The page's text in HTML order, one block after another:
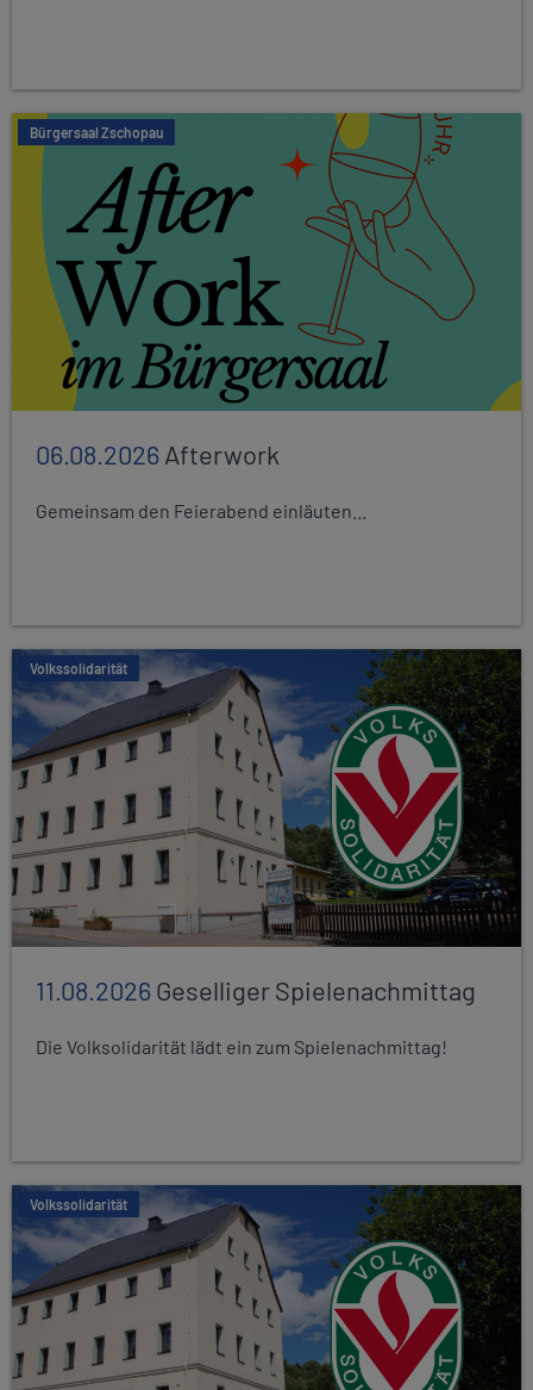
Bürgersaal Zschopau
06.08.2026Afterwork
Gemeinsam den Feierabend einläuten...
Volkssolidarität
11.08.2026Geselliger Spielenachmittag
Die Volksolidarität lädt ein zum Spielenachmittag!
Volkssolidarität